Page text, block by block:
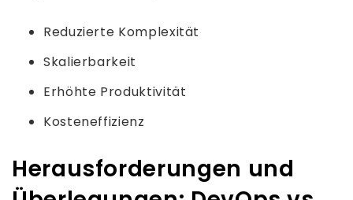
Reduzierte Komplexität
Skalierbarkeit
Erhöhte Produktivität
Kosteneffizienz
Herausforderungen und